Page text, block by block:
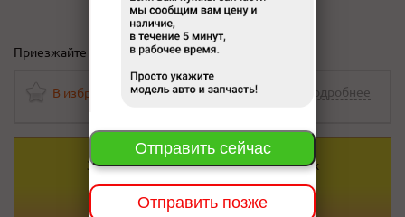
Приезжайте на осмотр Караульная 27/1
В избранное (0) Подробнее
За 5 минутцены во всехавтомагазинах
Красноярска
Отправить сейчас
Отправить позже